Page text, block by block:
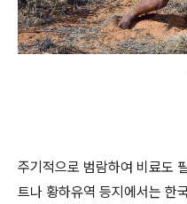
주기적으로 범람하여 비료도
트나 황하유역 등지에서는 한